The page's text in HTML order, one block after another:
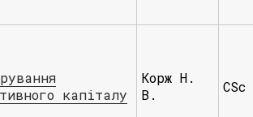
капіталу
Корж Н.
В.
СSc